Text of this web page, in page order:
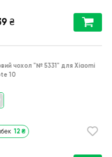
₴
чохол "№ 5331" для Xiaomi
10
12 ₴